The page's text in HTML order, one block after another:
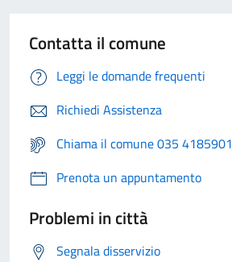
Contatta il comune
Leggi le domande frequenti
Richiedi Assistenza
Chiama il comune 035 4185901
Prenota un appuntamento
Problemi in città
Segnala disservizio